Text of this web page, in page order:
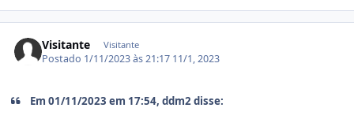
Visitante Visitante
Postado 1/11/2023 às 21:17 11/1, 2023
Em 01/11/2023 em 17:54, ddm2 disse: